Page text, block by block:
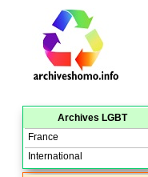
Archives LGBT
France
International